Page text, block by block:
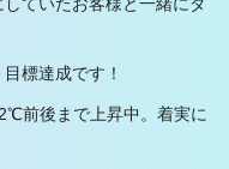
ていたお客様と一緒にダ
標達成です！
前後まで上昇中。着実に